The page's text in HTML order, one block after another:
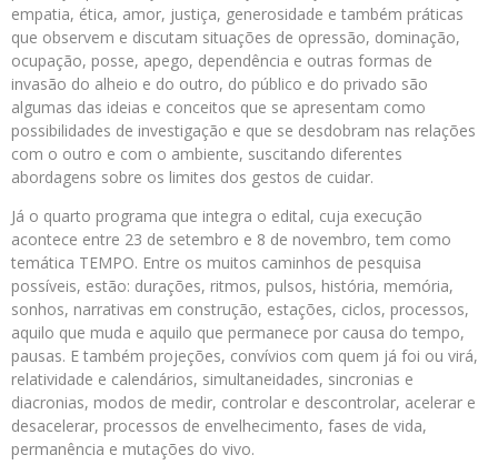
empatia, ética, amor, justiça, generosidade e também práticas
que observem e discutam situações de opressão, dominação,
ocupação, posse, apego, dependência e outras formas de
invasão do alheio e do outro, do público e do privado são
algumas das ideias e conceitos que se apresentam como
possibilidades de investigação e que se desdobram nas relações
com o outro e com o ambiente, suscitando diferentes
abordagens sobre os limites dos gestos de cuidar.
Já o quarto programa que integra o edital, cuja execução
acontece entre 23 de setembro e 8 de novembro, tem como
temática TEMPO. Entre os muitos caminhos de pesquisa
possíveis, estão: durações, ritmos, pulsos, história, memória,
sonhos, narrativas em construção, estações, ciclos, processos,
aquilo que muda e aquilo que permanece por causa do tempo,
pausas. E também projeções, convívios com quem já foi ou virá,
relatividade e calendários, simultaneidades, sincronias e
diacronias, modos de medir, controlar e descontrolar, acelerar e
desacelerar, processos de envelhecimento, fases de vida,
permanência e mutações do vivo.